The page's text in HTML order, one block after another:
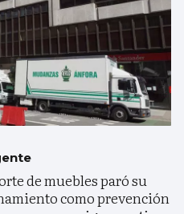
de muebles paró su
como prevención